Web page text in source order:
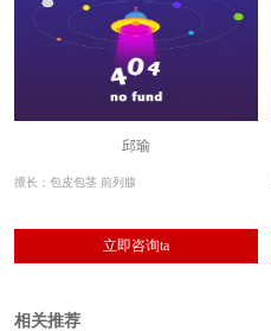
邱瑜
擅长：包皮包茎 前列腺
立即咨询ta
相关推荐